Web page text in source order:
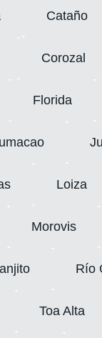
Cataño
Corozal
Florida
Loiza
Morovis
Río
Toa Alta